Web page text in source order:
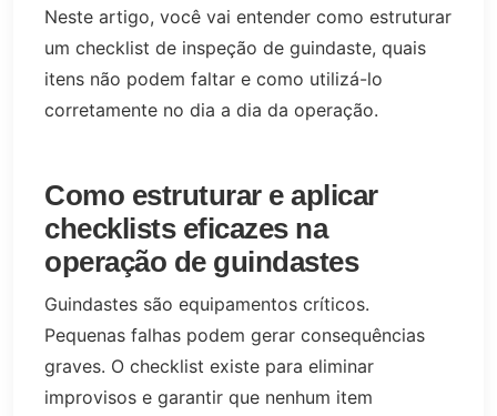
Neste artigo, você vai entender como estruturar
um checklist de inspeção de guindaste, quais
itens não podem faltar e como utilizá-lo
corretamente no dia a dia da operação.
Como estruturar e aplicar
checklists eficazes na
operação de guindastes
Guindastes são equipamentos críticos.
Pequenas falhas podem gerar consequências
graves. O checklist existe para eliminar
improvisos e garantir que nenhum item